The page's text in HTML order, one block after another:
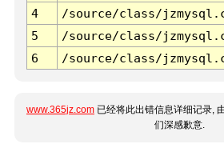
4
/source/class/
5
/source/class/
6
/source/class/
www.365jz.com 已经将此出错信息详细记录,
们深感歉意.